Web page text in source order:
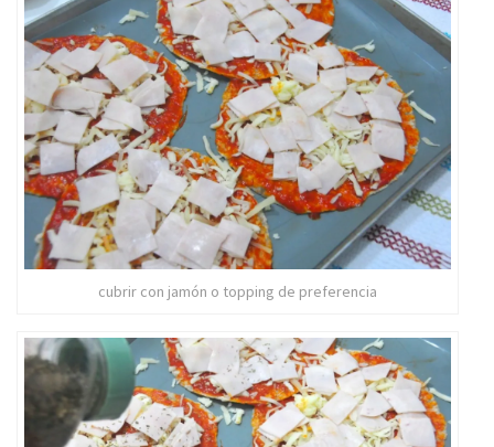
cubrir con jamón o topping de preferencia